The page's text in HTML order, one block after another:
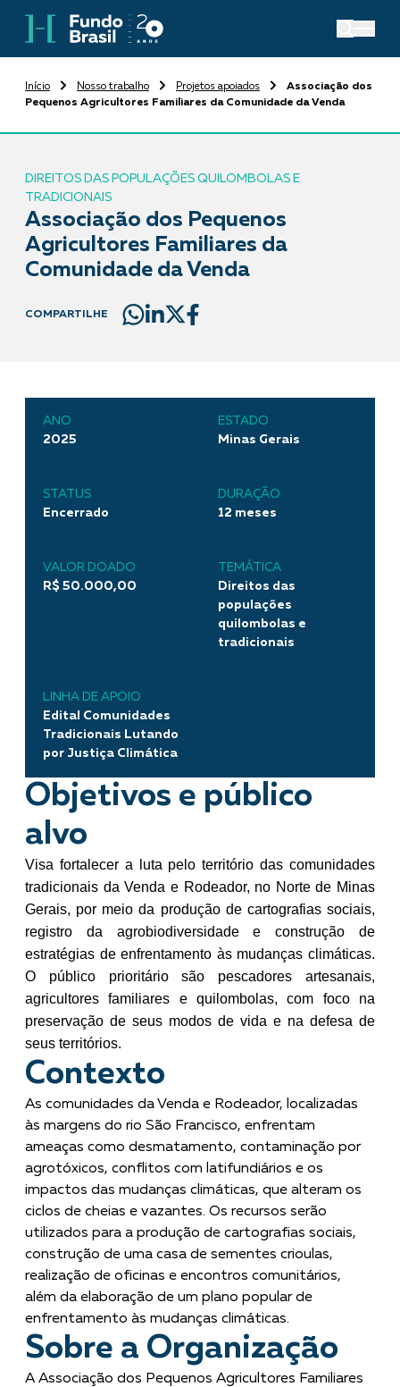
Início Nosso trabalho Projetos apoiados
Associação dos
Pequenos Agricultores Familiares da Comunidade da Venda
DIREITOS DAS POPULAÇÕES QUILOMBOLAS E
TRADICIONAIS
Associação dos Pequenos
Agricultores Familiares da
Comunidade da Venda
COMPARTILHE
ANO
2025
ESTADO
Minas Gerais
STATUS
Encerrado
DURAÇÃO
12 meses
VALOR DOADO
R$ 50.000,00
TEMÁTICA
Direitos das
populações
quilombolas e
tradicionais
LINHA DE APOIO
Edital Comunidades
Tradicionais Lutando
por Justiça Climática
Objetivos e público
alvo
Visa fortalecer a luta pelo território das comunidades
tradicionais da Venda e Rodeador, no Norte de Minas
Gerais, por meio da produção de cartografias sociais,
registro da agrobiodiversidade e construção de
estratégias de enfrentamento às mudanças climáticas.
O público prioritário são pescadores artesanais,
agricultores familiares e quilombolas, com foco na
preservação de seus modos de vida e na defesa de
seus territórios.
Contexto
As comunidades da Venda e Rodeador, localizadas
às margens do rio São Francisco, enfrentam
ameaças como desmatamento, contaminação por
agrotóxicos, conflitos com latifundiários e os
impactos das mudanças climáticas, que alteram os
ciclos de cheias e vazantes. Os recursos serão
utilizados para a produção de cartografias sociais,
construção de uma casa de sementes crioulas,
realização de oficinas e encontros comunitários,
além da elaboração de um plano popular de
enfrentamento às mudanças climáticas.
Sobre a Organização
A Associação dos Pequenos Agricultores Familiares